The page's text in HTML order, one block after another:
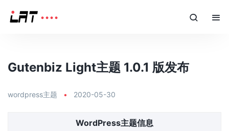
Gutenbiz Light主题 1.0.1 版发布
wordpress主题 • 2020-05-30
WordPress主题信息